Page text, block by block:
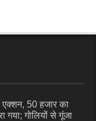
50 हजार का
गया; गोलियों से गूंजा